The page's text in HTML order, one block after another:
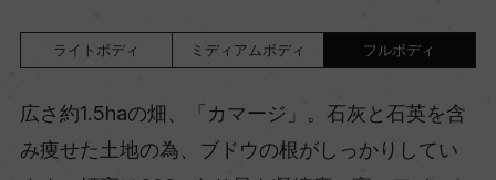
ライトボディ ミディアムボディ フルボディ
広さ約1.5haの畑、「カマージ」。石灰と石英を含
み痩せた土地の為、ブドウの根がしっかりしてい